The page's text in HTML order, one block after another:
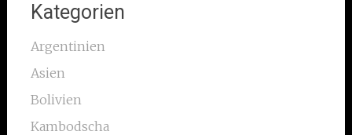
Kategorien
Argentinien
Asien
Bolivien
Kambodscha